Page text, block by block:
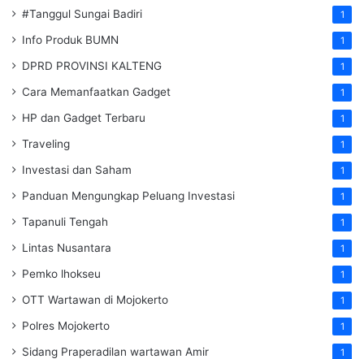
#Tanggul Sungai Badiri 1
Info Produk BUMN 1
DPRD PROVINSI KALTENG 1
Cara Memanfaatkan Gadget 1
HP dan Gadget Terbaru 1
Traveling 1
Investasi dan Saham 1
Panduan Mengungkap Peluang Investasi 1
Tapanuli Tengah 1
Lintas Nusantara 1
Pemko lhokseu 1
OTT Wartawan di Mojokerto 1
Polres Mojokerto 1
Sidang Praperadilan wartawan Amir 1